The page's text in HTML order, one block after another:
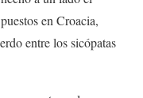
en Croacia,
entre los sicópatas